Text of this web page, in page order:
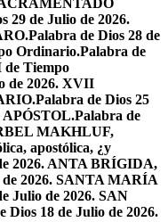
29 de Julio de 2026.
Palabra de Dios 28 de
Ordinario.Palabra de
de Tiempo
de 2026. XVII
Palabra de Dios 25
APÓSTOL.Palabra de
MAKHLUF,
apostólica, ¿y
2026. ANTA BRÍGIDA,
de 2026. SANTA MARÍA
Julio de 2026. SAN
Dios 18 de Julio de 2026.